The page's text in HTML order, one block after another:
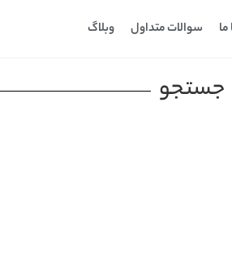
سوالات متداول وبلاگ
جستجو